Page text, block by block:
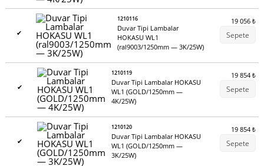
✔
1210116
Duvar Tipi Lambalar
HOKASU WL1
(ral9003/1250mm — 3K/25W)
19 056₺
Sepete
✔
1210119
Duvar Tipi Lambalar HOKASU
WL1 (GOLD/1250mm —
4K/25W)
19 854₺
Sepete
✔
1210120
Duvar Tipi Lambalar HOKASU
WL1 (GOLD/1250mm —
3K/25W)
19 854₺
Sepete